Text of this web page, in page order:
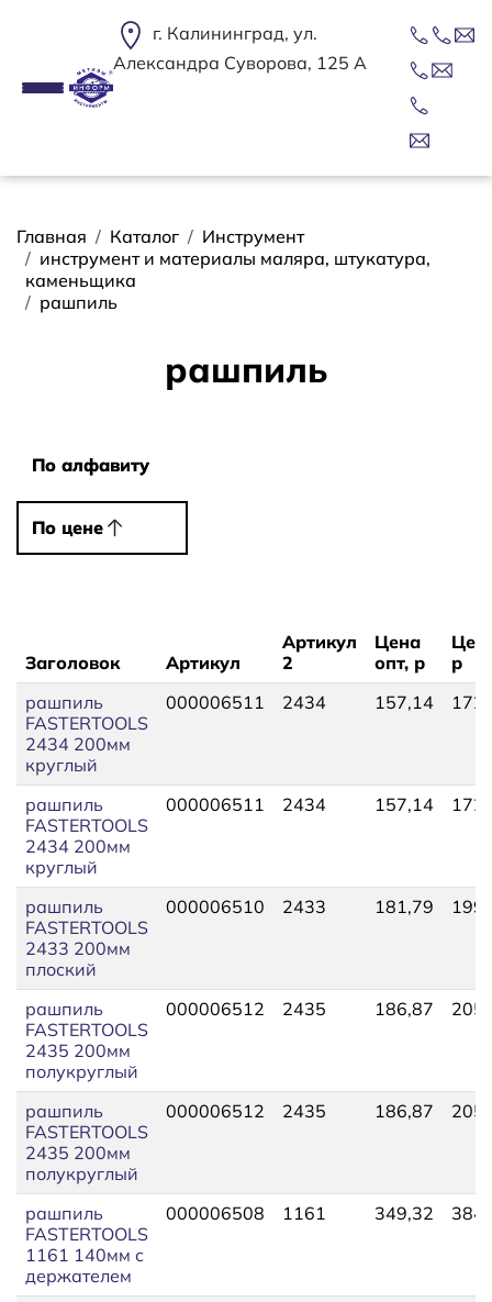
г. Калининград, ул.
Александра Суворова, 125 А
Строка навигации
Главная Каталог
Инструмент
инструмент и материалы маляра, штукатура,
каменьщика
рашпиль
рашпиль
По алфавиту
По алфавиту
По цене
По цене
Заголовок Артикул
Артикул
2
Цена
опт, р
р
рашпиль
FASTERTOOLS
2434 200мм
круглый
000006511 2434 157,14
рашпиль
FASTERTOOLS
2434 200мм
круглый
000006511 2434 157,14
рашпиль
FASTERTOOLS
2433 200мм
плоский
000006510 2433 181,79
рашпиль
FASTERTOOLS
2435 200мм
полукруглый
000006512 2435 186,87
рашпиль
FASTERTOOLS
2435 200мм
полукруглый
000006512 2435 186,87
рашпиль
FASTERTOOLS
1161 140мм с
держателем
000006508 1161 349,32